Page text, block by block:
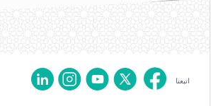
اتبعنا